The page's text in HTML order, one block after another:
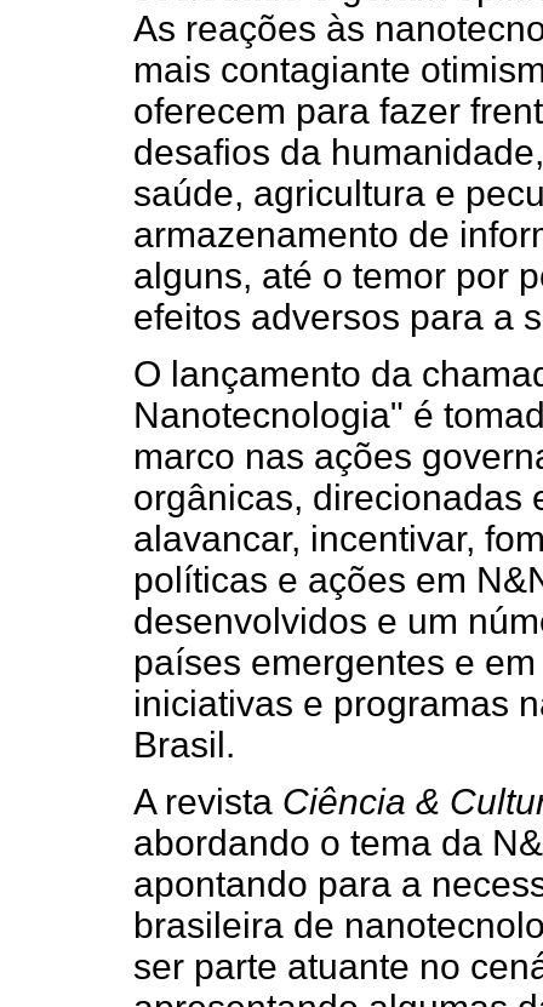
As reações às
mais contagiante
oferecem para fazer
desafios da
saúde, agricultura e
armazenamento de
alguns, até o temor por
efeitos adversos para a
O lançamento da
Nanotecnologia" é
marco nas ações
orgânicas, direcionadas
alavancar, incentivar,
políticas e ações em
desenvolvidos e um
países emergentes e
iniciativas e programas
Brasil.
A revista Ciência &
abordando o tema da
apontando para a
brasileira de
ser parte atuante no